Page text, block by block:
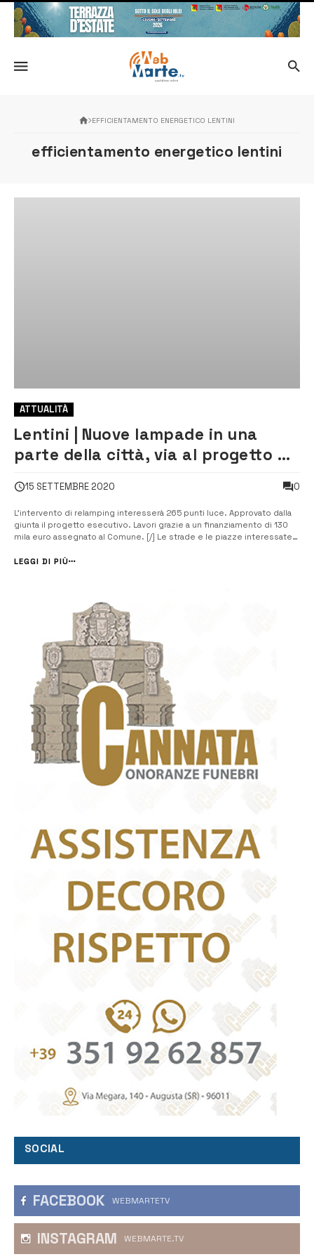
EFFICIENTAMENTO ENERGETICO LENTINI
efficientamento energetico lentini
ATTUALITÀ
Lentini | Nuove lampade in una
parte della città, via al progetto di
15 SETTEMBRE 2020 0
L’intervento di relamping interesserà 265 punti luce. Approvato dalla
giunta il progetto esecutivo. Lavori grazie a un finanziamento di 130
mila euro assegnato al Comune. [/] Le strade e le piazze interessate.
San Francesco d’Assisi, Niccolini, Termini e dello Stadio) e tre...
LEGGI DI PIÙ
SOCIAL
FACEBOOK WEBMARTETV
INSTAGRAM WEBMARTE.TV